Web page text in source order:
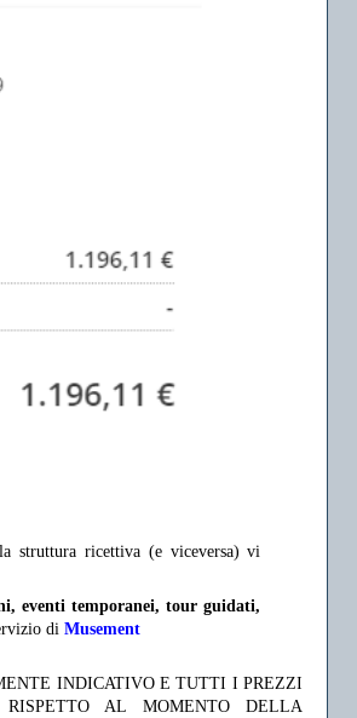
struttura ricettiva (e viceversa) vi
eventi temporanei, tour guidati,
di Musement
INDICATIVO E TUTTI I PREZZI
RISPETTO AL MOMENTO DELLA